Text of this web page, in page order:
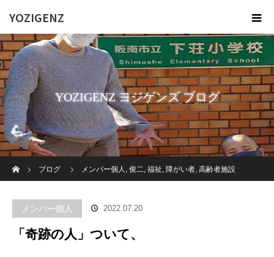
YOZIGENZ
YOZIGENZ ヨジゲンズ ブログ
ブログ
メンバー個人 , 俊二, 福祉, 障がい者, 高齢者施設
メンバー個人 2022.07.20
「奇跡の人」ついて、